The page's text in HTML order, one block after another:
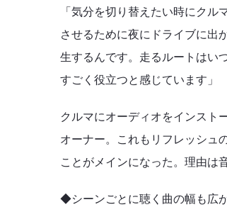
「気分を切り替えたい時にク
させるために夜にドライブに出
生するんです。走るルートはい
すごく役立つと感じています」
クルマにオーディオをインスト
オーナー。これもリフレッシュ
ことがメインになった。理由は
◆シーンごとに聴く曲の幅も広